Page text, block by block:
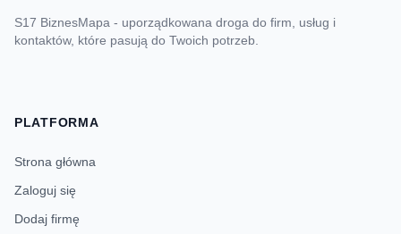
S17 BiznesMapa - uporządkowana droga do firm, usług i
kontaktów, które pasują do Twoich potrzeb.
PLATFORMA
Strona główna
Zaloguj się
Dodaj firmę